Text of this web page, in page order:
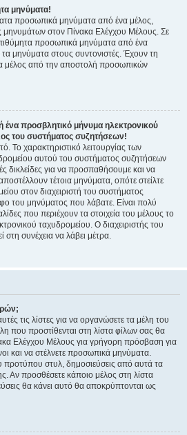
μηνύματα!
προσωπικά μηνύματα από ένα μέλος,
μηνυμάτων στον Πίνακα Ελέγχου Μέλους. Σε
προσωπικά μηνύματα από ένα
μηνύματα στους συντονιστές. Έχουν τη
μέλος από την αποστολή προσωπικών
προσβλητικό μήνυμα ηλεκτρονικού
του συστήματος συζητήσεων!
Το χαρακτηριστικό λειτουργίας των
αυτού του συστήματος συζητήσεων
δικλείδες για να προσπαθήσουμε και να
τέτοια μηνύματα, οπότε στείλτε
στον διαχειριστή του συστήματος
του μηνύματος που λάβατε. Είναι πολύ
που περιέχουν τα στοιχεία του μέλους το
ταχυδρομείου. Ο διαχειριστής του
συνέχεια να λάβει μέτρα.
τις λίστες για να οργανώσετε τα μέλη του
που προστίθενται στη λίστα φίλων σας θα
Ελέγχου Μέλους για γρήγορη πρόσβαση για
και να στέλνετε προσωπικά μηνύματα.
στυλ, δημοσιεύσεις από αυτά τα
Αν προσθέσετε κάποιο μέλος στη λίστα
θα κάνει αυτό θα αποκρύπτονται ως